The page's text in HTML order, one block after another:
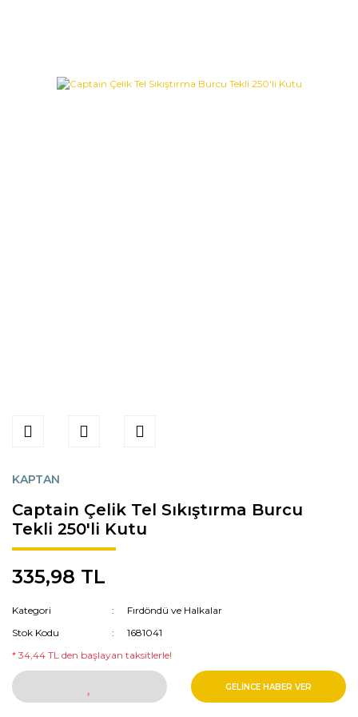
KAPTAN
Captain Çelik Tel Sıkıştırma Burcu
Tekli 250'li Kutu
335,98 TL
Kategori
Fırdöndü ve Halkalar
Stok Kodu
1681041
* 34,44 TL den başlayan taksitlerle!
GELİNCE HABER VER